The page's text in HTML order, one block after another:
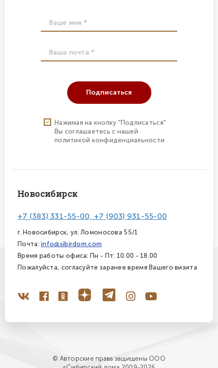
Подписаться
Нажимая на кнопку "Подписаться"
Вы соглашаетесь с нашей
политикой конфиденциальности
Новосибирск
+7 (383) 331-55-00, +7 (903) 931-55-00
г. Новосибирск, ул. Ломоносова 55/1
Почта:info@sibirdom.com
Время работы офиса: Пн - Пт: 10.00 - 18.00
Пожалуйста, согласуйте заранее время Вашего визита
© Авторские права защищены ООО